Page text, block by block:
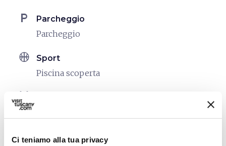
Ci teniamo alla tua privacy
local_parking Parcheggio
Parcheggio
sports_basketball Sport
Piscina scoperta
family_restroom
pets Animali ammessi (Pet friendly)